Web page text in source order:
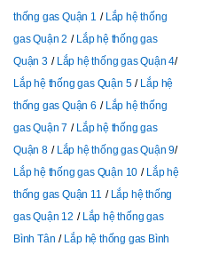
thống gas Quận 1
Lắp hệ thống
gas Quận 2
Lắp hệ thống gas
Quận 3
Lắp hệ thống gas Quận 4
Lắp hệ thống gas Quận 5
Lắp hệ
thống gas Quận 6
Lắp hệ thống
gas Quận 7
Lắp hệ thống gas
Quận 8
Lắp hệ thống gas Quận 9
Lắp hệ thống gas Quận 10
Lắp hệ
thống gas Quận 11
Lắp hệ thống
gas Quận 12
Lắp hệ thống gas
Bình Tân
Lắp hệ thống gas Bình